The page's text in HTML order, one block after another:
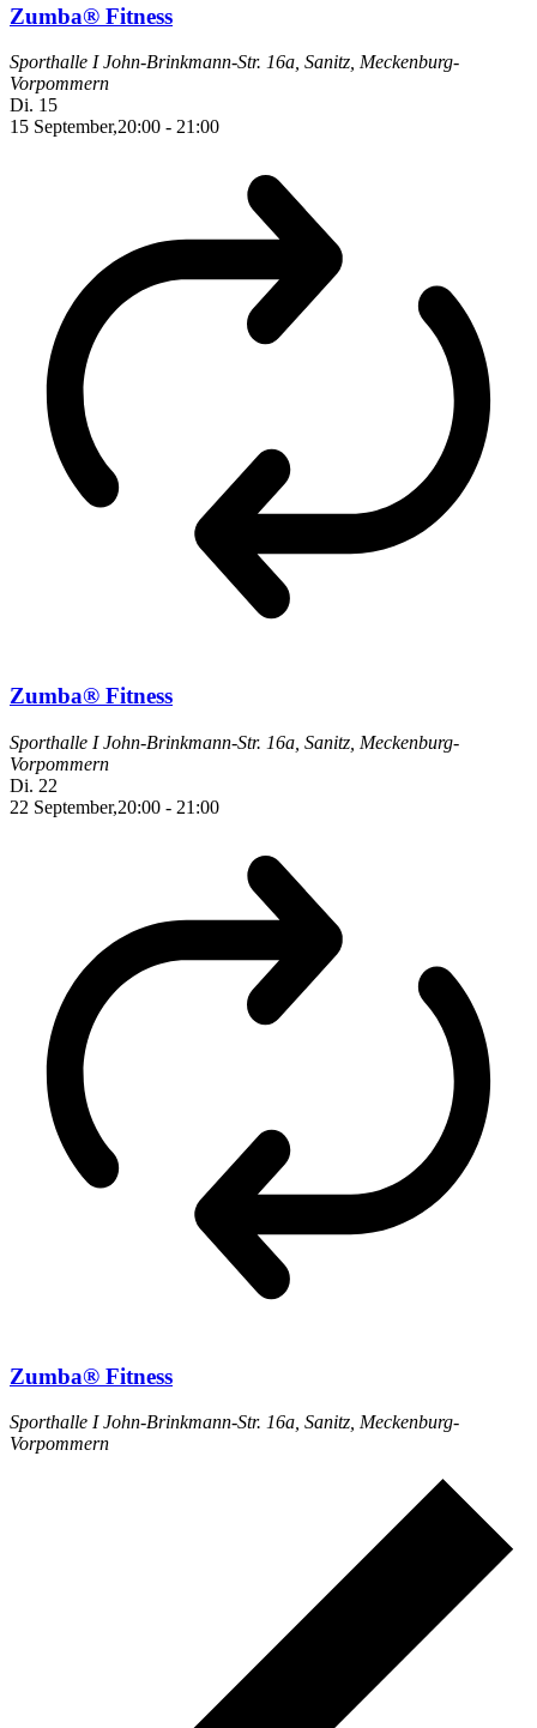
Zumba® Fitness
Sporthalle IJohn-Brinkmann-Str. 16a, Sanitz, Meckenburg-
Vorpommern
Di. 15
15 September,20:00 - 21:00
Zumba® Fitness
Sporthalle IJohn-Brinkmann-Str. 16a, Sanitz, Meckenburg-
Vorpommern
Di. 22
22 September,20:00 - 21:00
Zumba® Fitness
Sporthalle IJohn-Brinkmann-Str. 16a, Sanitz, Meckenburg-
Vorpommern